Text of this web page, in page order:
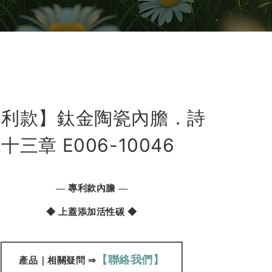
款】鈦金陶瓷內膽．詩
三章 E006-10046
— 專利款內膽 —
◆ 上蓋添加活性碳 ◆
產品 ｜相關疑問 ⇒ 【聯絡我們】